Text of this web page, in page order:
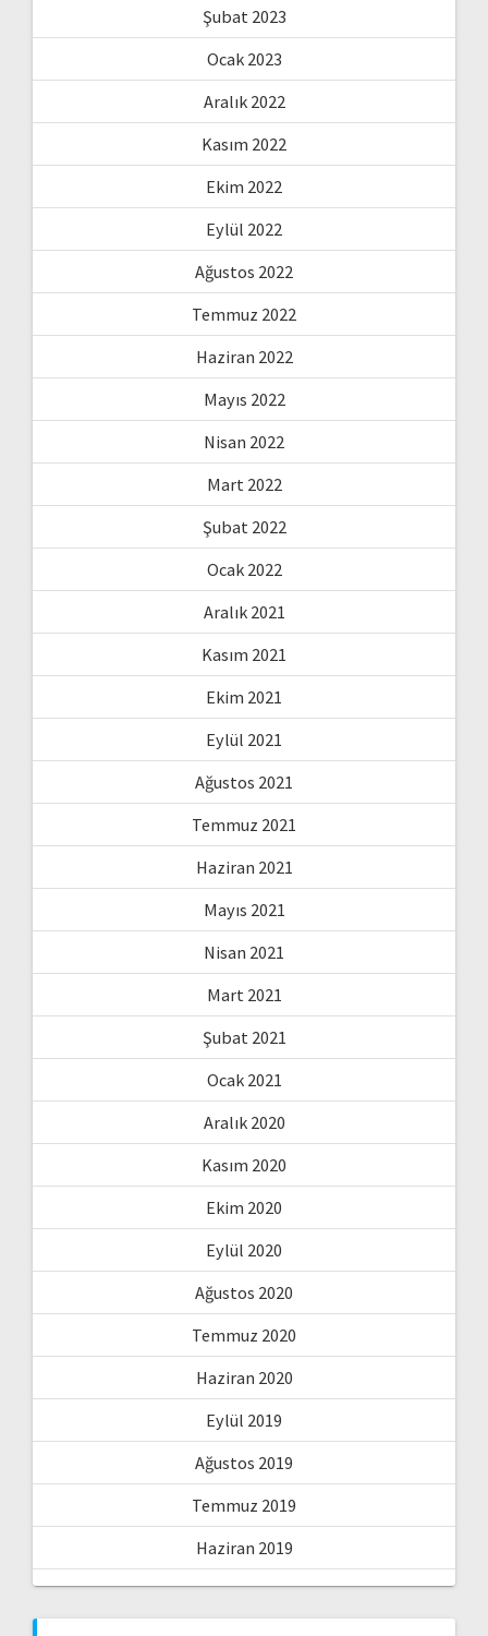
Şubat 2023
Ocak 2023
Aralık 2022
Kasım 2022
Ekim 2022
Eylül 2022
Ağustos 2022
Temmuz 2022
Haziran 2022
Mayıs 2022
Nisan 2022
Mart 2022
Şubat 2022
Ocak 2022
Aralık 2021
Kasım 2021
Ekim 2021
Eylül 2021
Ağustos 2021
Temmuz 2021
Haziran 2021
Mayıs 2021
Nisan 2021
Mart 2021
Şubat 2021
Ocak 2021
Aralık 2020
Kasım 2020
Ekim 2020
Eylül 2020
Ağustos 2020
Temmuz 2020
Haziran 2020
Eylül 2019
Ağustos 2019
Temmuz 2019
Haziran 2019